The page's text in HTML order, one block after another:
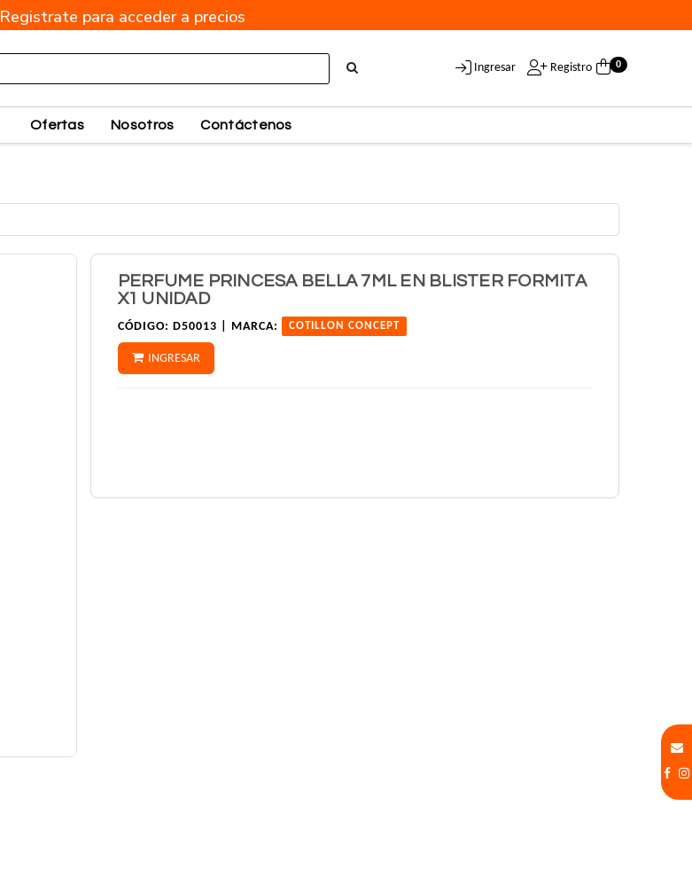
Registrate para acceder a precios
Ingresar Registro 0
Ofertas Nosotros Contáctenos
PERFUME PRINCESA BELLA 7ML EN BLISTER FORMITA
X1 UNIDAD
CÓDIGO: D50013 | MARCA: COTILLON CONCEPT
INGRESAR